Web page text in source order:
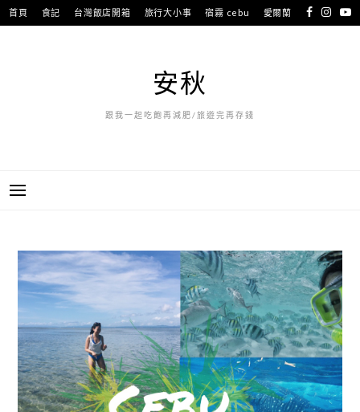
跳
至
首頁 食記 台灣飯店開箱 旅行大小事 宿霧 cebu 愛爾蘭
安秋
跟我一起吃飽再減肥/旅遊完再存錢